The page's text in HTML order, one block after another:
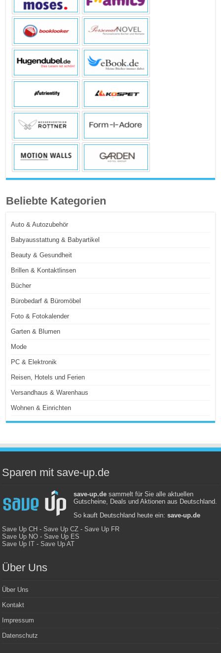
Beliebte Kategorien
Auto & Autozubehör
Babyausstattung & Babyartikel
Beauty & Gesundheit
Brillen & Kontaktlinsen
Bücher
Bürobedarf & Büromöbel
Foto & Fotokalender
Garten & Blumen
Mode
PC & Elektronik
Reisen, Hotels und Ferien
Versandhaus & Warenhaus
Wohnen & Einrichten
Sparen mit save-up.de
save-up.desammelt für Sie alle aktuellen
Gutscheine, Deals und Aktionen aus Deutschland.
So kauft Deutschland heute ein: save-up.de
Save Up CH -Save Up CZ -Save Up FR
Save Up NO -Save Up ES
Save Up IT -Save Up AT
Über Uns
Über Uns
Kontakt
Impressum
Datenschutz